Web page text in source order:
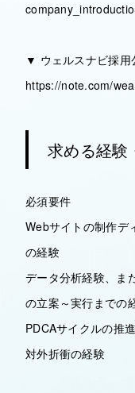
▼ ウェルスナビ採用
https://note.com/
求める経験
必須要件
Webサイトの制作デ
の経験
データ分析経験、ま
の立案～実行までの
PDCAサイクルの推
対外折衝の経験